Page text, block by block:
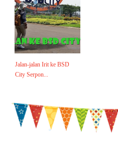
Jalan-jalan Irit ke BSD
City Serpon...